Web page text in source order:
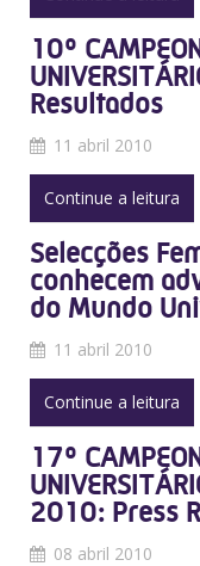
10º
Resultados
11 abril 2010
Continue a leitura
Selecções
conhecem
do Mundo
11 abril 2010
Continue a leitura
17º
2010: Press
08 abril 2010